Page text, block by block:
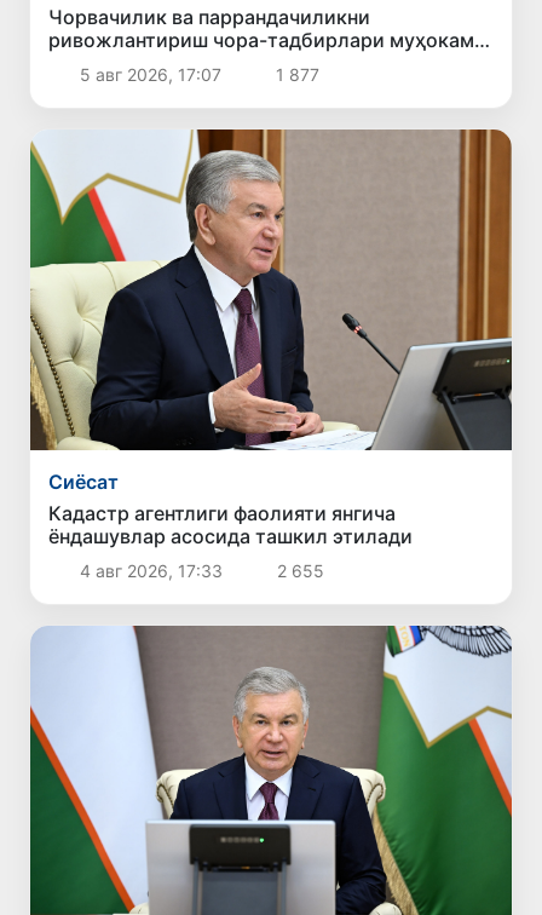
Чорвачилик ва паррандачиликни
ривожлантириш чора-тадбирлари муҳокама
қилинди
5 авг 2026, 17:07 1 877
Сиёсат
Кадастр агентлиги фаолияти янгича
ёндашувлар асосида ташкил этилади
4 авг 2026, 17:33 2 655